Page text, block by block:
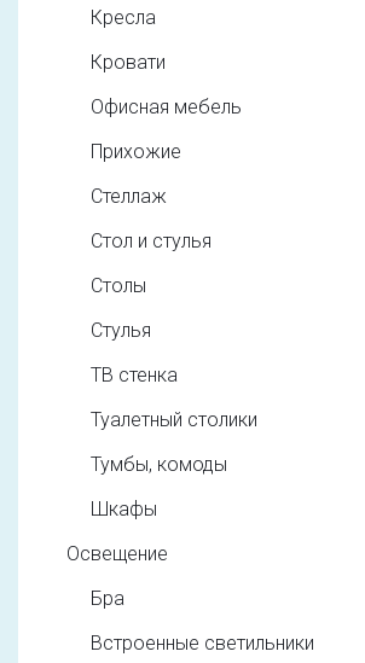
Кресла
Кровати
Офисная мебель
Прихожие
Стеллаж
Стол и стулья
Столы
Стулья
ТВ стенка
Туалетный столики
Тумбы, комоды
Шкафы
Освещение
Бра
Встроенные светильники